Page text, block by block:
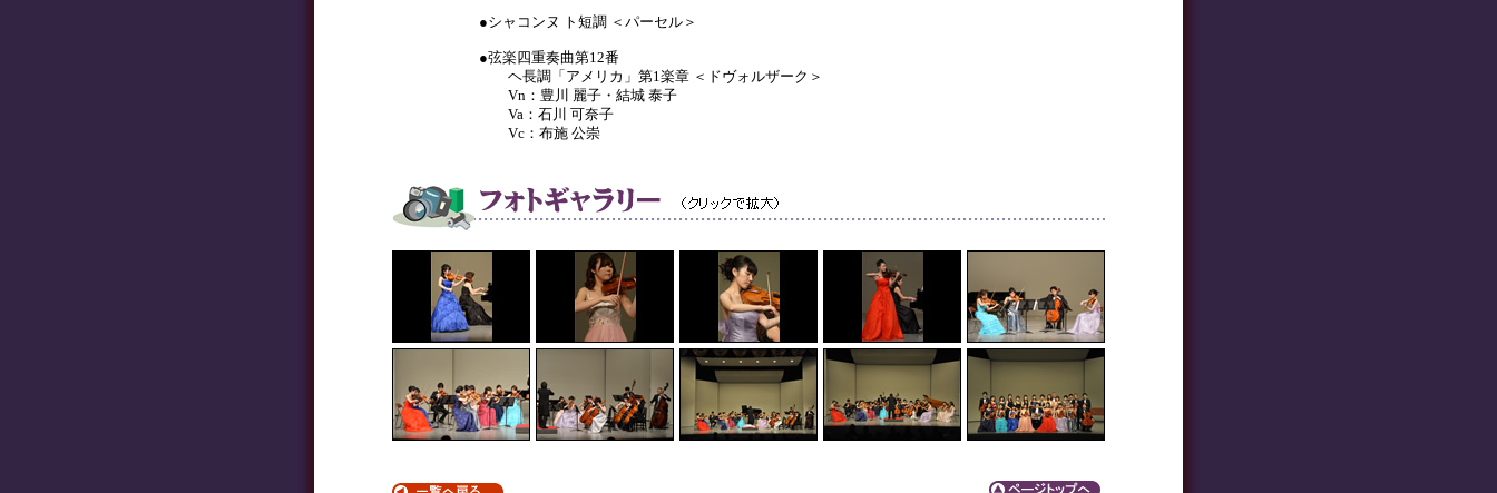
●シャコンヌ ト短調 ＜パーセル＞
●弦楽四重奏曲第12番
ヘ長調「アメリカ」第1楽章 ＜ドヴォルザーク＞
Vn：豊川 麗子・結城 泰子
Va：石川 可奈子
Vc：布施 公崇